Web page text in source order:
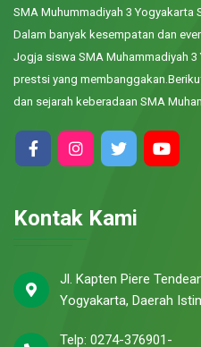
SMA Muhummadiyah 3 Yogyakarta
Dalam banyak kesempatan dan
Jogja siswa SMA Muhammadiyah
prestsi yang
dan sejarah keberadaan SMA
Kontak Kami
Jl. Kapten Piere
Yogyakarta, Daerah
Telp: 0274-376901-